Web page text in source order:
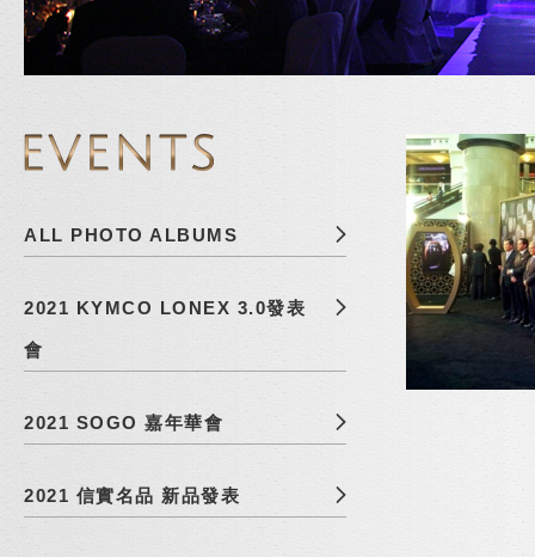
ALL PHOTO ALBUMS
2021 KYMCO LONEX 3.0發表
會
2021 SOGO 嘉年華會
2021 信實名品 新品發表